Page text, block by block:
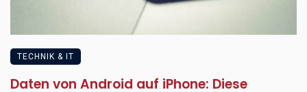
TECHNIK & IT
Daten von Android auf iPhone: Diese